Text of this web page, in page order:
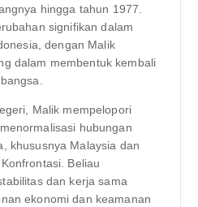
hingga tahun 1977.
signifikan dalam
dengan Malik
dalam membentuk kembali
Malik mempelopori
hubungan
khususnya Malaysia dan
Beliau
dan kerja sama
ekonomi dan keamanan